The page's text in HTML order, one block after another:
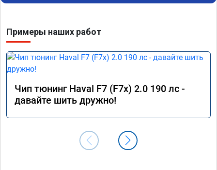
Примеры наших работ
Чип тюнинг Haval F7 (F7x) 2.0 190 лс -
давайте шить дружно!